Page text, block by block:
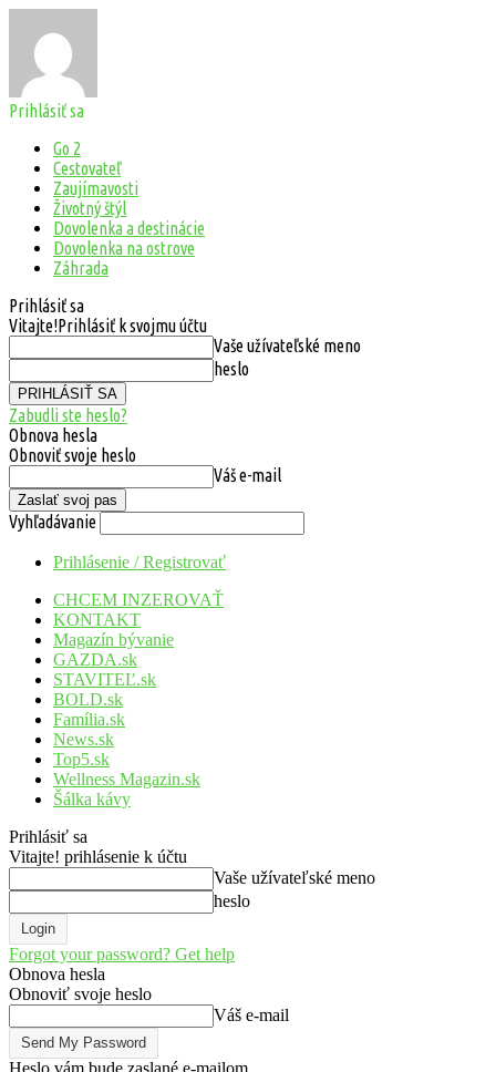
Prihlásiť sa
Go 2
Cestovateľ
Zaujímavosti
Životný štýl
Dovolenka a destinácie
Dovolenka na ostrove
Záhrada
Prihlásiť sa
Vitajte!Prihlásiť k svojmu účtu
Vaše užívateľské meno
heslo
Zabudli ste heslo?
Obnova hesla
Obnoviť svoje heslo
Váš e-mail
Vyhľadávanie
Prihlásenie / Registrovať
CHCEM INZEROVAŤ
KONTAKT
Magazín bývanie
GAZDA.sk
STAVITEĽ.sk
BOLD.sk
Família.sk
News.sk
Top5.sk
Wellness Magazin.sk
Šálka kávy
Prihlásiť sa
Vitajte! prihlásenie k účtu
Vaše užívateľské meno
heslo
Forgot your password? Get help
Obnova hesla
Obnoviť svoje heslo
Váš e-mail
Heslo vám bude zaslané e-mailom